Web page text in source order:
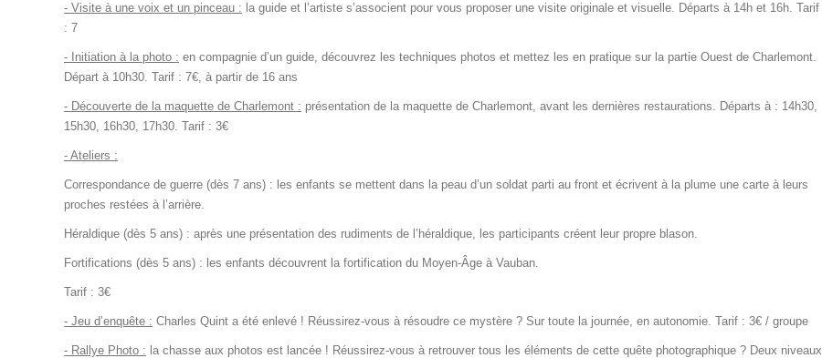
- Visite à une voix et un pinceau : la guide et l’artiste s’associent pour vous proposer une visite originale et visuelle. Départs à 14h et 16h. Tarif
: 7
- Initiation à la photo : en compagnie d’un guide, découvrez les techniques photos et mettez les en pratique sur la partie Ouest de Charlemont.
Départ à 10h30. Tarif : 7€, à partir de 16 ans
- Découverte de la maquette de Charlemont : présentation de la maquette de Charlemont, avant les dernières restaurations. Départs à : 14h30,
15h30, 16h30, 17h30. Tarif : 3€
- Ateliers :
Correspondance de guerre (dès 7 ans) : les enfants se mettent dans la peau d’un soldat parti au front et écrivent à la plume une carte à leurs
proches restées à l’arrière.
Héraldique (dès 5 ans) : après une présentation des rudiments de l’héraldique, les participants créent leur propre blason.
Fortifications (dès 5 ans) : les enfants découvrent la fortification du Moyen-Âge à Vauban.
Tarif : 3€
- Jeu d’enquête : Charles Quint a été enlevé ! Réussirez-vous à résoudre ce mystère ? Sur toute la journée, en autonomie. Tarif : 3€ / groupe
- Rallye Photo : la chasse aux photos est lancée ! Réussirez-vous à retrouver tous les éléments de cette quête photographique ? Deux niveaux